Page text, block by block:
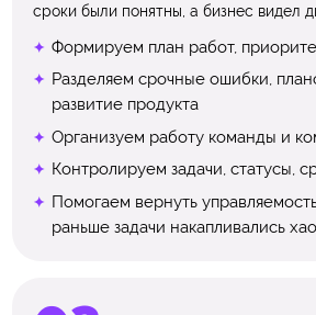
сроки были понятны, а бизнес видел
Формируем план работ,
Разделяем срочные ошибки,
развитие продукта
Организуем работу команды и
Контролируем задачи, статусы,
Помогаем вернуть
раньше задачи накапливались